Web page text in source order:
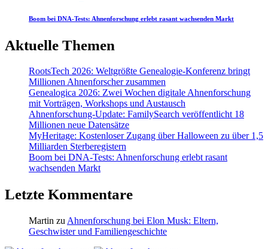
Boom bei DNA-Tests: Ahnenforschung erlebt rasant wachsenden Markt
Aktuelle Themen
RootsTech 2026: Weltgrößte Genealogie-Konferenz bringt
Millionen Ahnenforscher zusammen
Genealogica 2026: Zwei Wochen digitale Ahnenforschung
mit Vorträgen, Workshops und Austausch
Ahnenforschung-Update: FamilySearch veröffentlicht 18
Millionen neue Datensätze
MyHeritage: Kostenloser Zugang über Halloween zu über 1,5
Milliarden Sterberegistern
Boom bei DNA-Tests: Ahnenforschung erlebt rasant
wachsenden Markt
Letzte Kommentare
Martin zu Ahnenforschung bei Elon Musk: Eltern,
Geschwister und Familiengeschichte